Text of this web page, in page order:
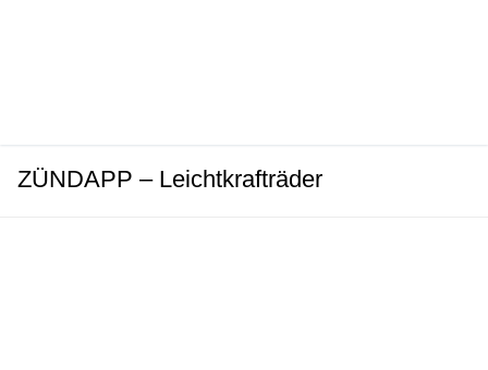
ZÜNDAPP – Leichtkrafträder